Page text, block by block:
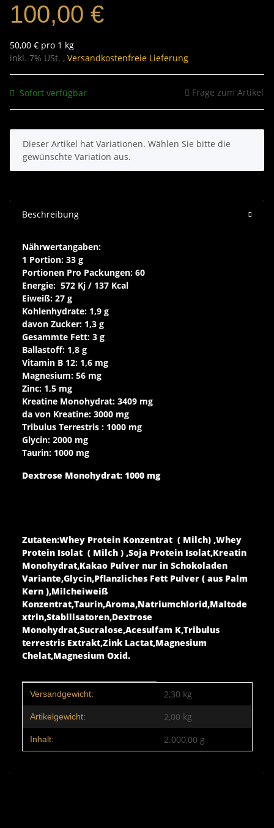
100,00 €
50,00 € pro 1 kg
inkl. 7% USt. , Versandkostenfreie Lieferung
Sofort verfügbar Frage zum Artikel
x
Dieser Artikel hat Variationen. Wählen Sie bitte die
gewünschte Variation aus.
Beschreibung
Nährwertangaben:
1 Portion: 33 g
Portionen Pro Packungen: 60
Energie: 572 Kj / 137 Kcal
Eiweiß: 27 g
Kohlenhydrate: 1,9 g
davon Zucker: 1,3 g
Gesammte Fett: 3 g
Ballastoff: 1,8 g
Vitamin B 12: 1,6 mg
Magnesium: 56 mg
Zinc: 1,5 mg
Kreatine Monohydrat: 3409 mg
da von Kreatine: 3000 mg
Tribulus Terrestris : 1000 mg
Glycin: 2000 mg
Taurin: 1000 mg
Dextrose Monohydrat: 1000 mg
Zutaten:Whey Protein Konzentrat ( Milch) ,Whey
Protein Isolat ( Milch ) ,Soja Protein Isolat,Kreatin
Monohydrat,Kakao Pulver nur in Schokoladen
Variante,Glycin,Pflanzliches Fett Pulver ( aus Palm
Kern ),Milcheiweiß
Konzentrat,Taurin,Aroma,Natriumchlorid,Maltode
xtrin,Stabilisatoren,Dextrose
Monohydrat,Sucralose,Acesulfam K,Tribulus
terrestris Extrakt,Zink Lactat,Magnesium
Chelat,Magnesium Oxid.
Produkteigenschaft
Wert
Versandgewicht: 2,30 kg
Artikelgewicht: 2,00 kg
Inhalt: 2.000,00 g